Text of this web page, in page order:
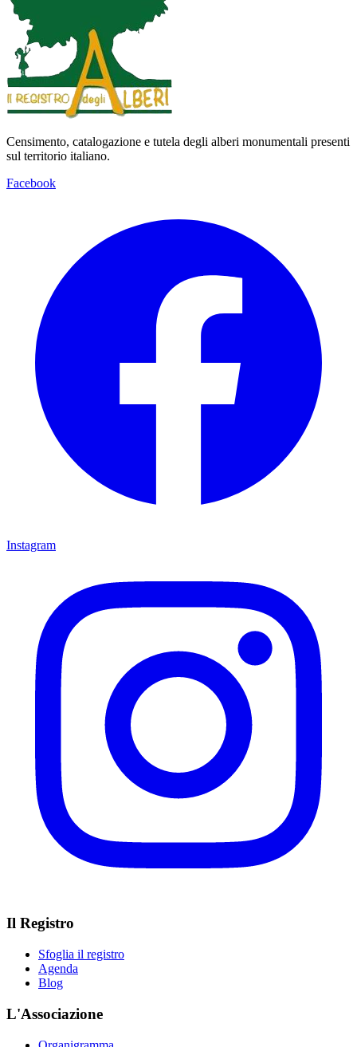
Censimento, catalogazione e tutela degli alberi monumentali presenti
sul territorio italiano.
Facebook
Instagram
Il Registro
Sfoglia il registro
Agenda
Blog
L'Associazione